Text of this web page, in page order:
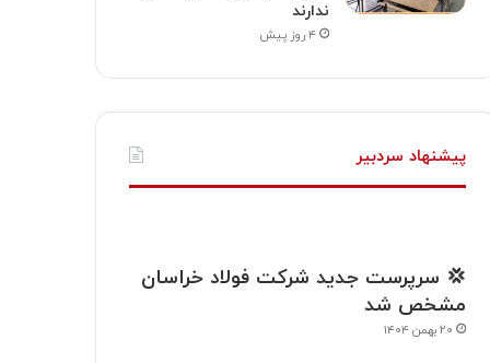
ندارند
۴ روز پیش
پیشنهاد سردبیر
💢 سرپرست جدید شرکت فولاد خراسان
مشخص شد
۲۰ بهمن ۱۴۰۴